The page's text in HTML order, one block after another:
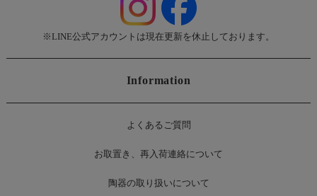
※LINE公式アカウントは現在更新を休止しております。
Information
よくあるご質問
お取置き、再入荷連絡について
陶器の取り扱いについて